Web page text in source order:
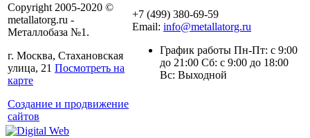
Copyright 2005-2020 ©
metallatorg.ru -
Металлобаза №1.
г. Москва, Стахановская
улица, 21 Посмотреть на
карте
Создание и продвижение
сайтов
+7 (499) 380-69-59
Email: info@metallatorg.ru
График работы Пн-Пт: с 9:00
до 21:00 Сб: с 9:00 до 18:00
Вс: Выходной